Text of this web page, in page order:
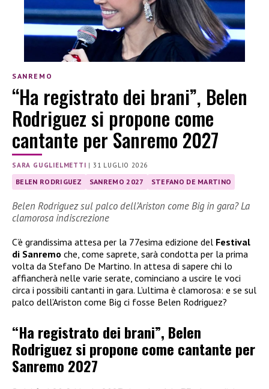
SANREMO
“Ha registrato dei brani”, Belen
Rodriguez si propone come
cantante per Sanremo 2027
SARA GUGLIELMETTI |31 LUGLIO 2026
BELEN RODRIGUEZ SANREMO 2027 STEFANO DE MARTINO
Belen Rodriguez sul palco dell’Ariston come Big in gara? La
clamorosa indiscrezione
C’è grandissima attesa per la 77esima edizione del Festival
di Sanremo che, come saprete, sarà condotta per la prima
volta da Stefano De Martino. In attesa di sapere chi lo
affiancherà nelle varie serate, cominciano a uscire le voci
circa i possibili cantanti in gara. L’ultima è clamorosa: e se sul
palco dell’Ariston come Big ci fosse Belen Rodriguez?
“Ha registrato dei brani”, Belen
Rodriguez si propone come cantante per
Sanremo 2027